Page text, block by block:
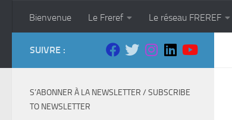
Skip to content
Bienvenue Le Freref Le réseau FREREF
SUIVRE :
S’ABONNER À LA NEWSLETTER / SUBSCRIBE
TO NEWSLETTER